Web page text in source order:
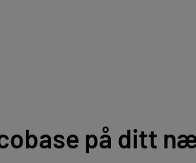
på ditt